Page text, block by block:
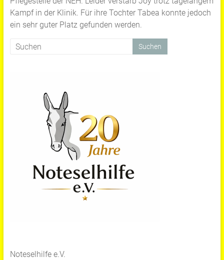
Kampf in der Klinik. Für ihre Tochter Tabea konnte jedoch
ein sehr guter Platz gefunden werden.
Noteselhilfe e.V.